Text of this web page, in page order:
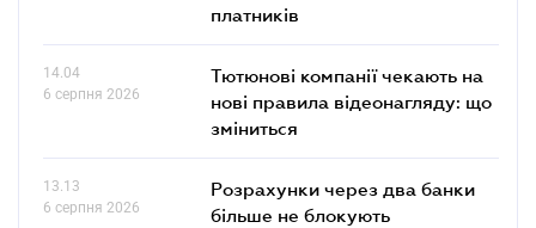
платників
14.04
6 серпня 2026
Тютюнові компанії чекають на
нові правила відеонагляду: що
зміниться
13.13
6 серпня 2026
Розрахунки через два банки
більше не блокують